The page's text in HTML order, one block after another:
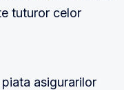
tuturor celor
asigurarilor